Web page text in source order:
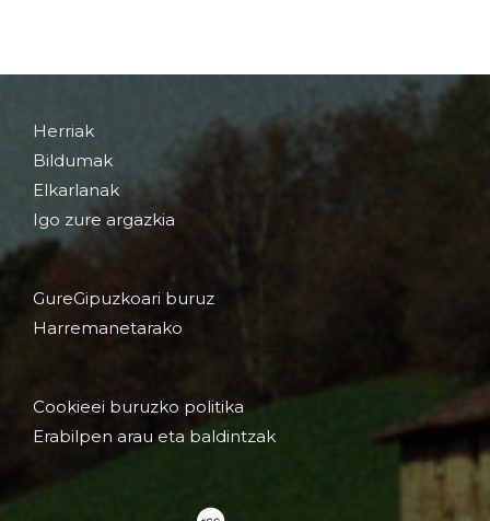
Herriak
Bildumak
Elkarlanak
Igo zure argazkia
GureGipuzkoari buruz
Harremanetarako
Cookieei buruzko politika
Erabilpen arau eta baldintzak